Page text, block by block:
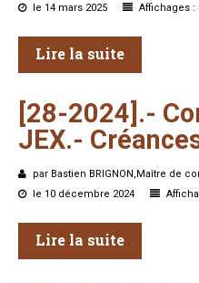
le 14 mars 2025
Affichages :
Lire la suite
[28-2024].-
JEX.-
par Bastien BRIGNON,Maître de
le 10 décembre 2024
Lire la suite